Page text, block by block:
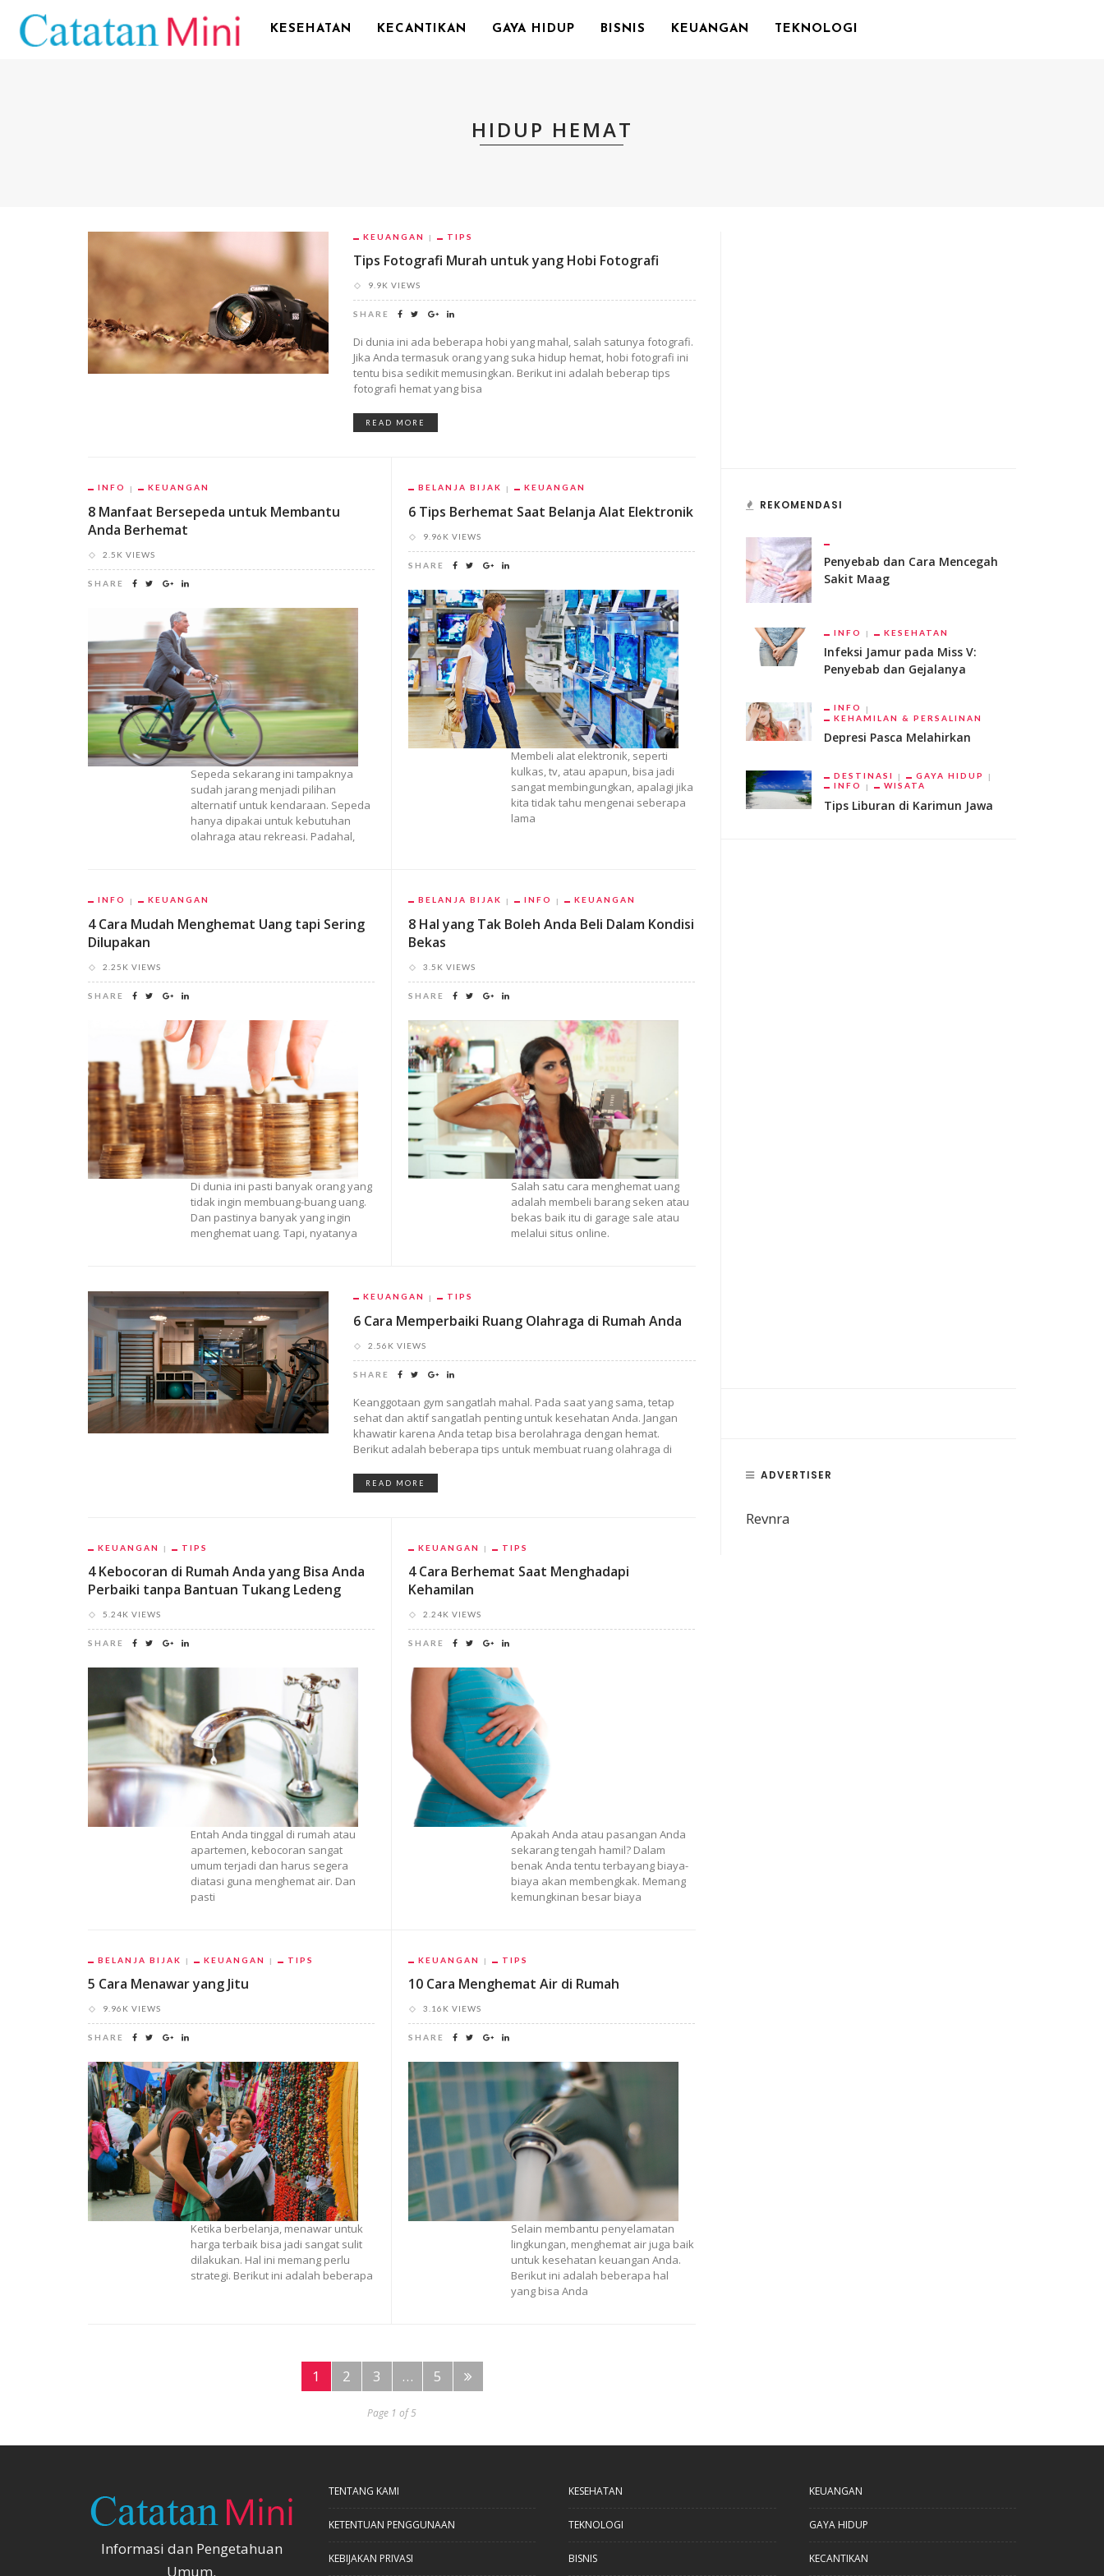
KESEHATAN KECANTIKAN GAYA HIDUP BISNIS KEUANGAN TEKNOLOGI
HIDUP HEMAT
KEUANGAN TIPS
Tips Fotografi Murah untuk yang Hobi Fotografi
9.9K VIEWS
SHARE
Di dunia ini ada beberapa hobi yang mahal, salah satunya fotografi.
Jika Anda termasuk orang yang suka hidup hemat, hobi fotografi ini
tentu bisa sedikit memusingkan. Berikut ini adalah beberap tips
fotografi hemat yang bisa
READ MORE
INFO KEUANGAN
8 Manfaat Bersepeda untuk Membantu
Anda Berhemat
2.5K VIEWS
SHARE
Sepeda sekarang ini tampaknya
sudah jarang menjadi pilihan
alternatif untuk kendaraan. Sepeda
hanya dipakai untuk kebutuhan
olahraga atau rekreasi. Padahal,
BELANJA BIJAK KEUANGAN
6 Tips Berhemat Saat Belanja Alat Elektronik
9.96K VIEWS
SHARE
Membeli alat elektronik, seperti
kulkas, tv, atau apapun, bisa jadi
sangat membingungkan, apalagi jika
kita tidak tahu mengenai seberapa
lama
INFO KEUANGAN
4 Cara Mudah Menghemat Uang tapi Sering
Dilupakan
2.25K VIEWS
SHARE
Di dunia ini pasti banyak orang yang
tidak ingin membuang-buang uang.
Dan pastinya banyak yang ingin
menghemat uang. Tapi, nyatanya
BELANJA BIJAK INFO KEUANGAN
8 Hal yang Tak Boleh Anda Beli Dalam Kondisi
Bekas
3.5K VIEWS
SHARE
Salah satu cara menghemat uang
adalah membeli barang seken atau
bekas baik itu di garage sale atau
melalui situs online.
KEUANGAN TIPS
6 Cara Memperbaiki Ruang Olahraga di Rumah Anda
2.56K VIEWS
SHARE
Keanggotaan gym sangatlah mahal. Pada saat yang sama, tetap
sehat dan aktif sangatlah penting untuk kesehatan Anda. Jangan
khawatir karena Anda tetap bisa berolahraga dengan hemat.
Berikut adalah beberapa tips untuk membuat ruang olahraga di
READ MORE
KEUANGAN TIPS
4 Kebocoran di Rumah Anda yang Bisa Anda
Perbaiki tanpa Bantuan Tukang Ledeng
5.24K VIEWS
SHARE
Entah Anda tinggal di rumah atau
apartemen, kebocoran sangat
umum terjadi dan harus segera
diatasi guna menghemat air. Dan
pasti
KEUANGAN TIPS
4 Cara Berhemat Saat Menghadapi
Kehamilan
2.24K VIEWS
SHARE
Apakah Anda atau pasangan Anda
sekarang tengah hamil? Dalam
benak Anda tentu terbayang biaya-
biaya akan membengkak. Memang
kemungkinan besar biaya
BELANJA BIJAK KEUANGAN TIPS
5 Cara Menawar yang Jitu
9.96K VIEWS
SHARE
Ketika berbelanja, menawar untuk
harga terbaik bisa jadi sangat sulit
dilakukan. Hal ini memang perlu
strategi. Berikut ini adalah beberapa
KEUANGAN TIPS
10 Cara Menghemat Air di Rumah
3.16K VIEWS
SHARE
Selain membantu penyelamatan
lingkungan, menghemat air juga baik
untuk kesehatan keuangan Anda.
Berikut ini adalah beberapa hal
yang bisa Anda
1 2 3 … 5
Page 1 of 5
REKOMENDASI
Penyebab dan Cara Mencegah
Sakit Maag
INFO KESEHATAN
Infeksi Jamur pada Miss V:
Penyebab dan Gejalanya
INFO
KEHAMILAN & PERSALINAN
Depresi Pasca Melahirkan
DESTINASI
GAYA HIDUP
INFO
WISATA
Tips Liburan di Karimun Jawa
ADVERTISER
Revnra
Informasi dan Pengetahuan
Umum.
TENTANG KAMI
KETENTUAN PENGGUNAAN
KEBIJAKAN PRIVASI
KESEHATAN
TEKNOLOGI
BISNIS
KEUANGAN
GAYA HIDUP
KECANTIKAN